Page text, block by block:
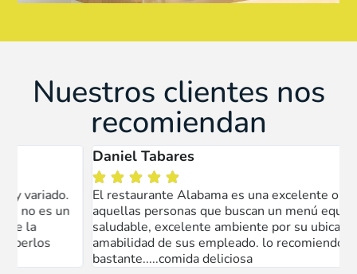
Nuestros clientes nos
recomiendan
un
Daniel Tabares
  
El restaurante Alabama es una excelente opción para
aquellas personas que buscan un menú equilibrado y
saludable, excelente ambiente por su ubicación y
amabilidad de sus empleado. lo recomiendo
bastante.....comida deliciosa